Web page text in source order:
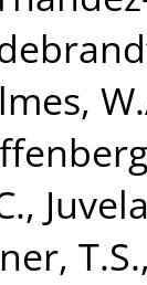
,
T.S.,